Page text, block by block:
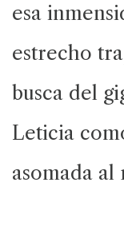
esa
estrecho
busca del
Leticia
asomada